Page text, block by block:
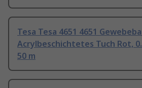
Tesa Tesa 4651 4651
Acrylbeschichtetes Tuch Rot,
50 m